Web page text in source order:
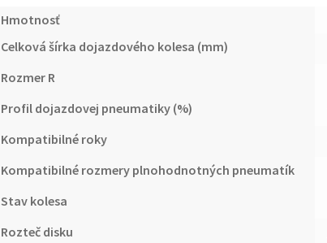
Hmotnosť
Celková šírka dojazdového kolesa (mm)
Rozmer R
Profil dojazdovej pneumatiky (%)
Kompatibilné roky
Kompatibilné rozmery plnohodnotných pneumatík
Stav kolesa
Rozteč disku